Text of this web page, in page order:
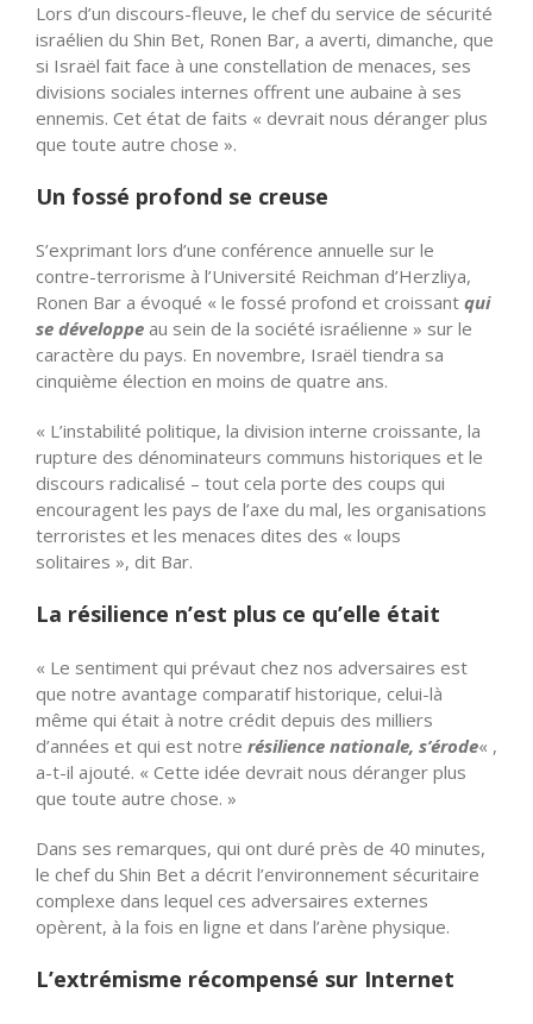
Lors d’un discours-fleuve, le chef du service de sécurité
israélien du Shin Bet, Ronen Bar, a averti, dimanche, que
si Israël fait face à une constellation de menaces, ses
divisions sociales internes offrent une aubaine à ses
ennemis. Cet état de faits « devrait nous déranger plus
que toute autre chose ».
Un fossé profond se creuse
S’exprimant lors d’une conférence annuelle sur le
contre-terrorisme à l’Université Reichman d’Herzliya,
Ronen Bar a évoqué « le fossé profond et croissant qui
se développe au sein de la société israélienne » sur le
caractère du pays. En novembre, Israël tiendra sa
cinquième élection en moins de quatre ans.
« L’instabilité politique, la division interne croissante, la
rupture des dénominateurs communs historiques et le
discours radicalisé – tout cela porte des coups qui
encouragent les pays de l’axe du mal, les organisations
terroristes et les menaces dites des « loups
solitaires », dit Bar.
La résilience n’est plus ce qu’elle était
« Le sentiment qui prévaut chez nos adversaires est
que notre avantage comparatif historique, celui-là
même qui était à notre crédit depuis des milliers
d’années et qui est notre résilience nationale, s’érode« ,
a-t-il ajouté. « Cette idée devrait nous déranger plus
que toute autre chose. »
Dans ses remarques, qui ont duré près de 40 minutes,
le chef du Shin Bet a décrit l’environnement sécuritaire
complexe dans lequel ces adversaires externes
opèrent, à la fois en ligne et dans l’arène physique.
L’extrémisme récompensé sur Internet